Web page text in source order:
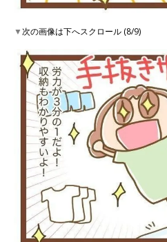
▼次の画像は下へスクロール (8/9)